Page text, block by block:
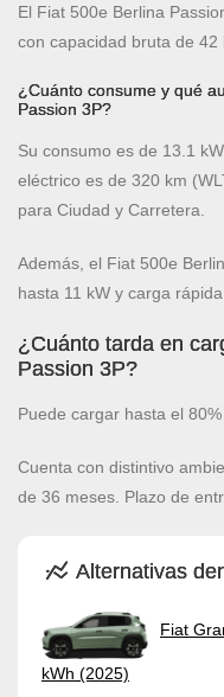
El Fiat 500e Berlina
con capacidad bruta de 42
¿Cuánto consume y qué
Passion 3P?
Su consumo es de 13.1
eléctrico es de 320 km
para Ciudad y Carretera.
Además, el Fiat 500e
hasta 11 kW y carga
¿Cuánto tarda en
Passion 3P?
Puede cargar hasta el
Cuenta con distintivo
de 36 meses. Plazo de
Alternativas
Fiat
kWh (2025)